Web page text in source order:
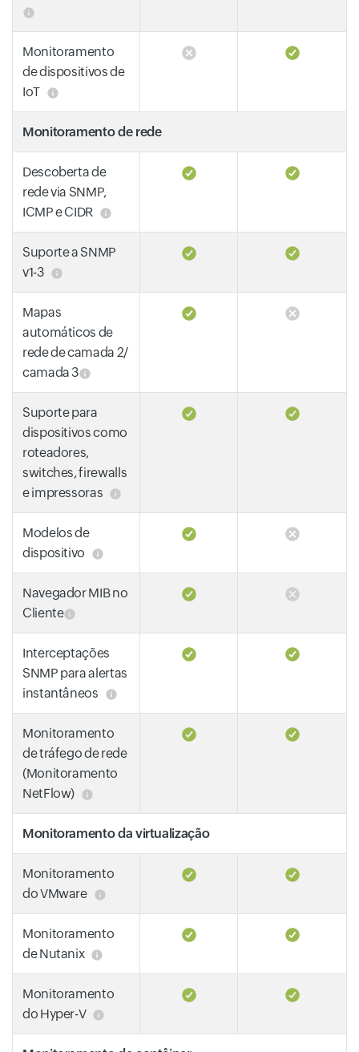
Monitoramento
de dispositivos de
IoT
Monitoramento de rede
Descoberta de
rede via SNMP,
ICMP e CIDR
Suporte a SNMP
v1-3
Mapas
automáticos de
rede de camada 2/
camada 3
Suporte para
dispositivos como
roteadores,
switches, firewalls
e impressoras
Modelos de
dispositivo
Navegador MIB no
Cliente
Interceptações
SNMP para alertas
instantâneos
Monitoramento
de tráfego de rede
(Monitoramento
NetFlow)
Monitoramento da virtualização
Monitoramento
do VMware
Monitoramento
de Nutanix
Monitoramento
do Hyper-V